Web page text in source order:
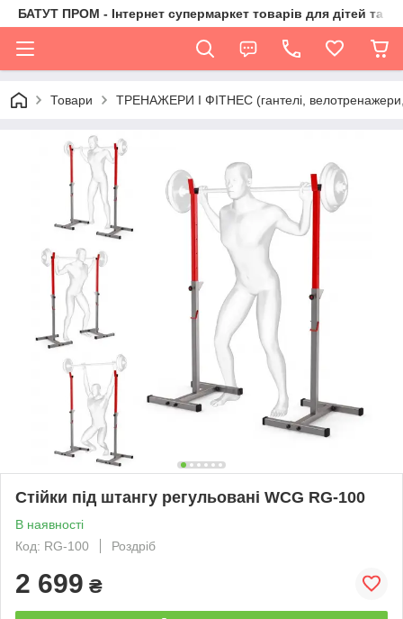
БАТУТ ПРОМ - Інтернет супермаркет товарів для дітей та їх
Товари ТРЕНАЖЕРИ І ФІТНЕС (гантелі, велотренажери,
Стійки під штангу регульовані WCG RG-100
В наявності
Код: RG-100
Роздріб
2 699 ₴